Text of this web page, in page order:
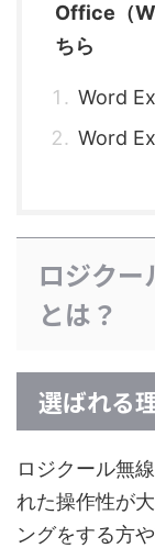
Office（
ちら
Word
Word
ロジクー
とは？
選ばれる
ロジクール無
れた操作性が
ングをする方